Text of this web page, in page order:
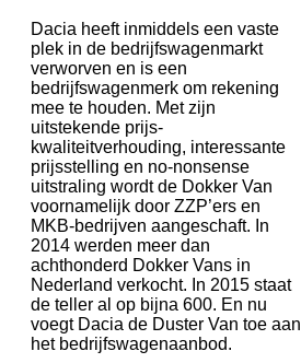
Dacia heeft inmiddels een vaste
plek in de bedrijfswagenmarkt
verworven en is een
bedrijfswagenmerk om rekening
mee te houden. Met zijn
uitstekende prijs-
kwaliteitverhouding, interessante
prijsstelling en no-nonsense
uitstraling wordt de Dokker Van
voornamelijk door ZZP’ers en
MKB-bedrijven aangeschaft. In
2014 werden meer dan
achthonderd Dokker Vans in
Nederland verkocht. In 2015 staat
de teller al op bijna 600. En nu
voegt Dacia de Duster Van toe aan
het bedrijfswagenaanbod.